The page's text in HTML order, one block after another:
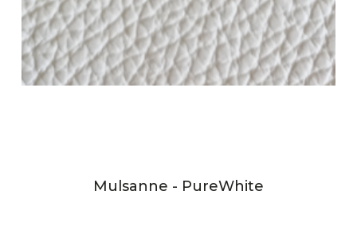
Mulsanne - PureWhite